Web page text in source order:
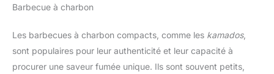
Barbecue à charbon
Les barbecues à charbon compacts, comme les kamados,
sont populaires pour leur authenticité et leur capacité à
procurer une saveur fumée unique. Ils sont souvent petits,